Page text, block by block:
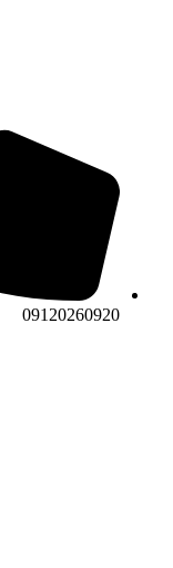
09120260920